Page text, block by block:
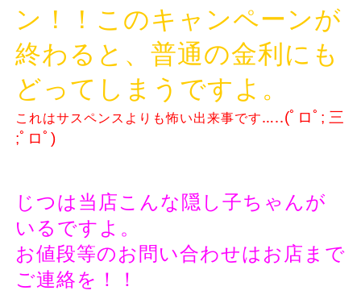
ン！！このキャンペーンが
終わると、普通の金利にも
どってしまうですよ。
これはサスペンスよりも怖い出来事です…..(ﾟロﾟ; 三
;ﾟロﾟ)
じつは当店こんな隠し子ちゃんが
いるですよ。
お値段等のお問い合わせはお店まで
ご連絡を！！